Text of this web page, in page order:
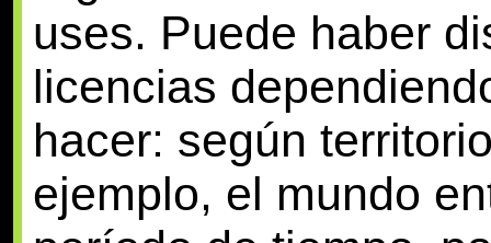
uses. Puede haber
licencias
hacer: según
ejemplo, el mundo